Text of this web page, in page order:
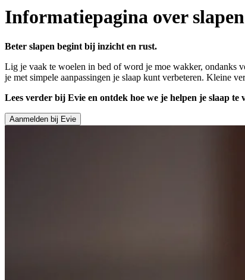
Informatiepagina over slapen
Beter slapen begint bij inzicht en rust.
Lig je vaak te woelen in bed of word je moe wakker, ondanks
je met simpele aanpassingen je slaap kunt verbeteren. Kleine
Lees verder bij Evie en ontdek hoe we je helpen je slaap
Aanmelden bij Evie